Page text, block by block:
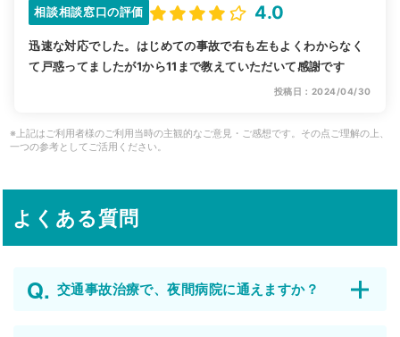
相談相談窓口の評価 4.0
迅速な対応でした。はじめての事故で右も左もよくわからなく
て戸惑ってましたが1から11まで教えていただいて感謝です
投稿日：2024/04/30
※上記はご利用者様のご利用当時の主観的なご意見・ご感想です。その点ご理解の上、
一つの参考としてご活用ください。
よくある質問
交通事故治療で、夜間病院に通えますか？